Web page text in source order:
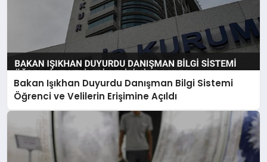
Bakan Işıkhan Duyurdu Danışman Bilgi Sistemi
Öğrenci ve Velilerin Erişimine Açıldı